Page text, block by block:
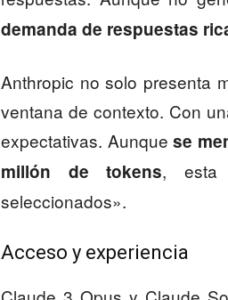
demanda de respuestas
Anthropic no solo presenta
ventana de contexto. Con
expectativas. Aunquese
millón de tokens, esta
seleccionados».
Acceso y experiencia